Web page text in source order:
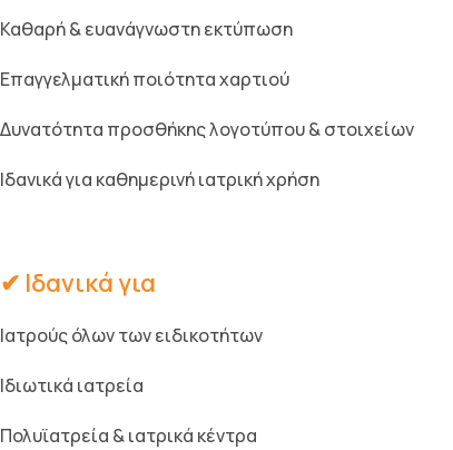
Καθαρή & ευανάγνωστη εκτύπωση
Επαγγελματική ποιότητα χαρτιού
Δυνατότητα προσθήκης λογοτύπου & στοιχείων
Ιδανικά για καθημερινή ιατρική χρήση
✔ Ιδανικά για
Ιατρούς όλων των ειδικοτήτων
Ιδιωτικά ιατρεία
Πολυϊατρεία & ιατρικά κέντρα